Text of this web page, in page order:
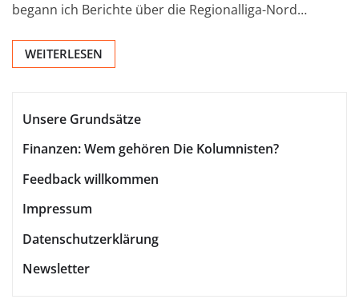
begann ich Berichte über die Regionalliga-Nord…
WEITERLESEN
Unsere Grundsätze
Finanzen: Wem gehören Die Kolumnisten?
Feedback willkommen
Impressum
Datenschutzerklärung
Newsletter